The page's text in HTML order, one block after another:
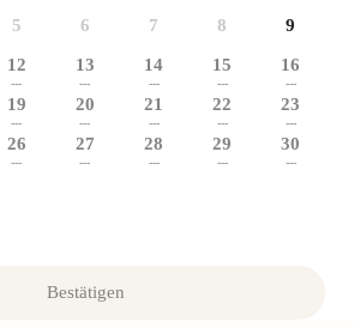
5 6 7 8 9
12
---
13
---
14
---
15
---
16
---
19
---
20
---
21
---
22
---
23
---
26
---
27
---
28
---
29
---
30
---
Bestätigen